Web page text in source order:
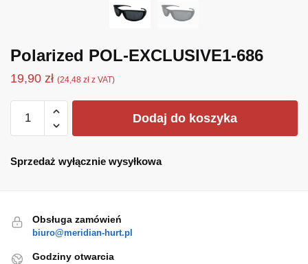
Polarized POL-EXCLUSIVE1-686
19,90 zł (24,48 zł z VAT)
Polarized
EXCLUSIVE1-
Dodaj do koszyka
Sprzedaż wyłącznie wysyłkowa
Obsługa zamówień
biuro@meridian-hurt.pl
Godziny otwarcia